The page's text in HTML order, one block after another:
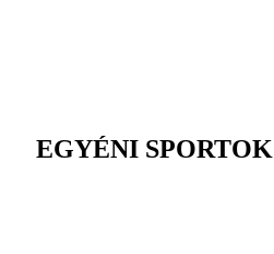
EGYÉNI SPORTOK